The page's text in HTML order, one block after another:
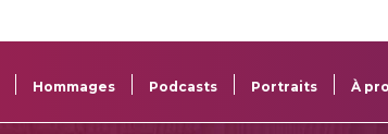
Sacem
des œuvres
Hommages Podcasts Portraits À